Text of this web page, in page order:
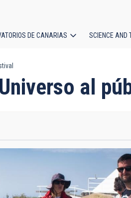
DE CANARIAS SCIENCE AND
al